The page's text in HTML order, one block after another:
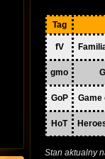
Tag
fV
gmo
GoP Game
HoT
Stan aktualny